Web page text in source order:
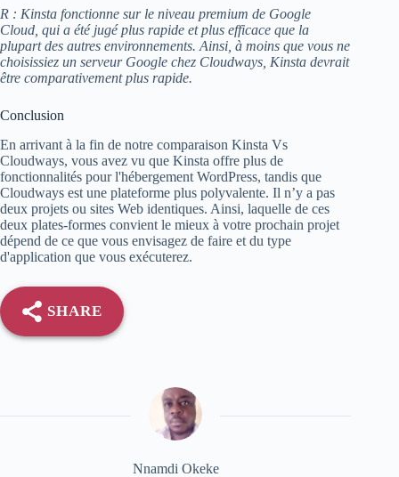
R : Kinsta fonctionne sur le niveau premium de Google
Cloud, qui a été jugé plus rapide et plus efficace que la
plupart des autres environnements. Ainsi, à moins que vous ne
choisissiez un serveur Google chez Cloudways, Kinsta devrait
être comparativement plus rapide.
Conclusion
En arrivant à la fin de notre comparaison Kinsta Vs
Cloudways, vous avez vu que Kinsta offre plus de
fonctionnalités pour l'hébergement WordPress, tandis que
Cloudways est une plateforme plus polyvalente. Il n’y a pas
deux projets ou sites Web identiques. Ainsi, laquelle de ces
deux plates-formes convient le mieux à votre prochain projet
dépend de ce que vous envisagez de faire et du type
d'application que vous exécuterez.
SHARE
Nnamdi Okeke